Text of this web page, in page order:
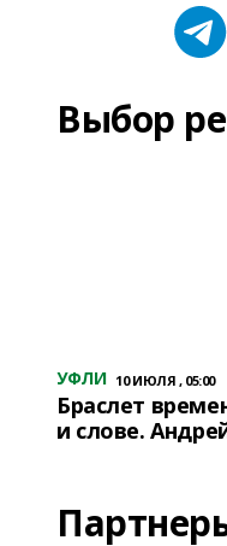
Выбор
УФЛИ 10 ИЮЛЯ , 05:00
Браслет
и слове.